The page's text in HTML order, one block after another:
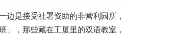
边是接受社署资助的非营利园所，
」，那些藏在工厦里的双语教室，